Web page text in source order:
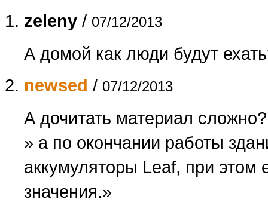
zeleny / 07/12/2013
А домой как люди будут
newsed / 07/12/2013
А дочитать материал сложно?
» а по окончании работы
аккумуляторы Leaf, при этом
значения.»